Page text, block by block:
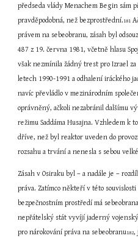
předseda vlády Menachem Begin sám
pravděpodobná, než bezprostřední.181
právem na sebeobranu, zásah byl
487 z 19. června 1981, včetně hlasu
však nezmínila žádný trest pro Izrael
letech 1990-1991 a odhalení iráckého
navíc převládlo v mezinárodním
oprávněný, ačkoli nezabránil dalšímu
režimu Saddáma Husajna. Vzhledem k
dříve, než byl reaktor uveden do
rozsahu a trvání a nenesla s sebou
Zásah v Osiraku byl – a nadále je –
práva. Zatímco někteří v této
bezpečnostním prostředí má
nepřátelský stát vyvíjí jaderný
pro nárokování práva na sebeobranu182,